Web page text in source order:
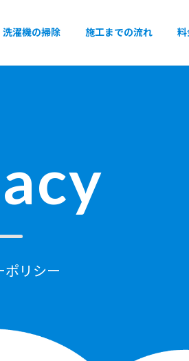
洗濯機の掃除 施工までの流れ 料
ポリシー